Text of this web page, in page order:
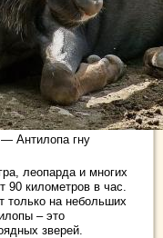
Антилопа гну
леопарда и многих
90 километров в час.
только на небольших
– это
зверей.